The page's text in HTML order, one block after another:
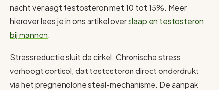
nacht verlaagt testosteron met 10 tot 15%. Meer
hierover lees je in ons artikel overslaap en testosteron
bij mannen.
Stressreductie sluit de cirkel. Chronische stress
verhoogt cortisol, dat testosteron direct onderdrukt
via het pregnenolone steal-mechanisme. De aanpak